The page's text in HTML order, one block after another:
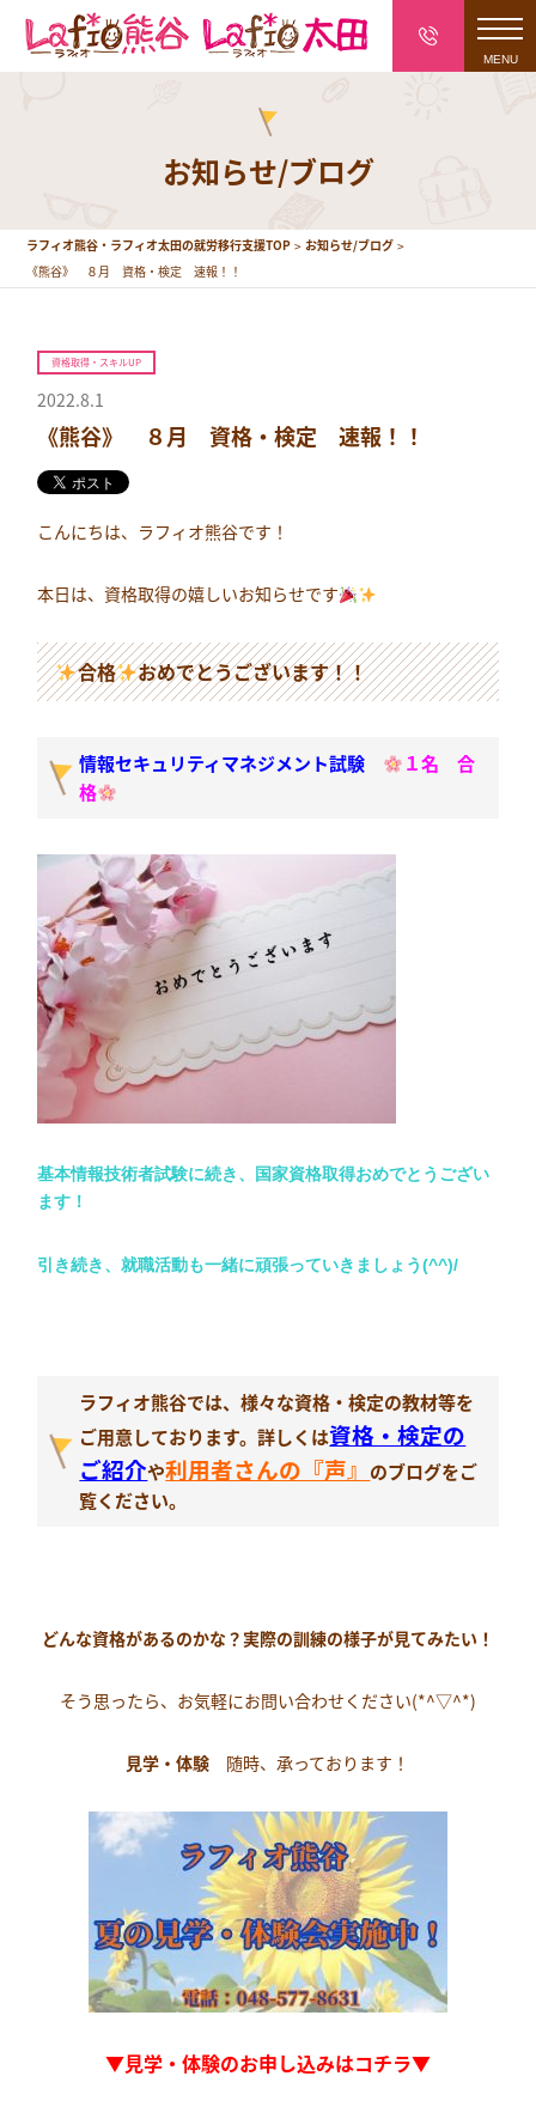
お知らせ/ブログ
ラフィオ熊谷・ラフィオ太田の就労移行支援TOP
お知らせ/ブログ
《熊谷》 ８月 資格・検定 速報！！
資格取得・スキルUP
2022.8.1
《熊谷》 ８月 資格・検定 速報！！
こんにちは、ラフィオ熊谷です！
本日は、資格取得の嬉しいお知らせです
合格 おめでとうございます！！
情報セキュリティマネジメント試験 １名
合
格
基本情報技術者試験に続き、国家資格取得おめでとうござい
ます！
引き続き、就職活動も一緒に頑張っていきましょう(^^)/
ラフィオ熊谷では、様々な資格・検定の教材等を
ご用意しております。詳しくは資格・検定の
ご紹介や利用者さんの『声』 のブログをご
覧ください。
どんな資格があるのかな？実際の訓練の様子が見てみたい！
そう思ったら、お気軽にお問い合わせください(*^▽^*)
見学・体験 随時、承っております！
▼見学・体験のお申し込みはコチラ▼